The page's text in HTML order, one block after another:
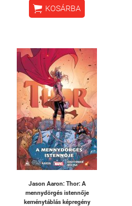
 KOSÁRBA
Jason Aaron: Thor: A
mennydörgés istennője
keménytáblás képregény